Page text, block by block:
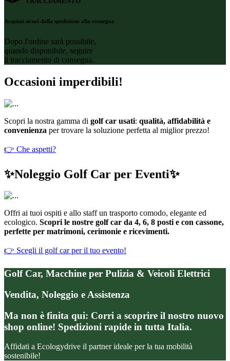
Acquisti sicuri dalla spedizione alla consegna
Dopo l'ordine sarà possibile,
quando disponibile, seguire
il tracciamento di consegna.
Occasioni imperdibili!
Scopri la nostra gamma di golf car usati: qualità, affidabilità e
convenienza per trovare la soluzione perfetta al miglior prezzo!
👉 Che aspetti?
✨Noleggio Golf Car per Eventi✨
Offri ai tuoi ospiti e allo staff un trasporto comodo, elegante ed
ecologico. Scopri le nostre golf car da 4, 6, 8 posti e con cassone,
perfette per matrimoni, cerimonie e ricevimenti.
👉 Scegli il golf car per il tuo evento!
Golf Car, Macchine per Pulizia & Veicoli Elettrici
Vendita, Noleggio e Assistenza
Ma non è finita qui: Corri a scoprire il nostro nuovo
shop online! Spedizioni rapide in tutta Italia.
Affidati a Ecologydrive il partner ideale per la tua mobilità
sostenibile!